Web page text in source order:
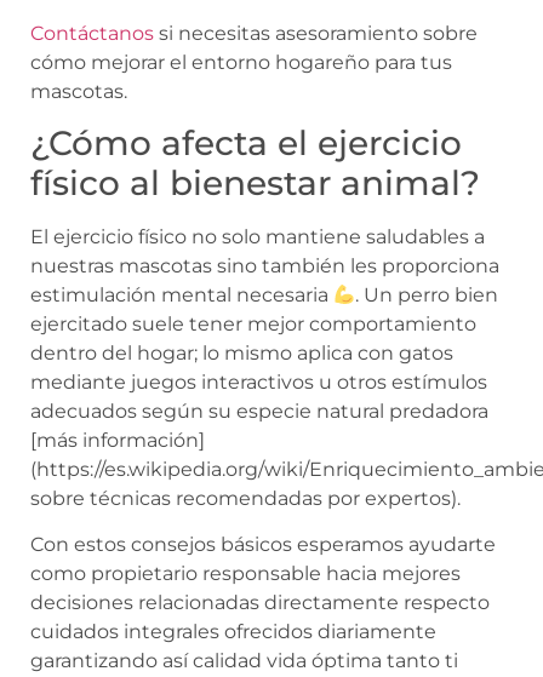
Contáctanos si necesitas asesoramiento sobre
cómo mejorar el entorno hogareño para tus
mascotas.
¿Cómo afecta el ejercicio
físico al bienestar animal?
El ejercicio físico no solo mantiene saludables a
nuestras mascotas sino también les proporciona
estimulación mental necesaria
. Un perro bien
ejercitado suele tener mejor comportamiento
dentro del hogar; lo mismo aplica con gatos
mediante juegos interactivos u otros estímulos
adecuados según su especie natural predadora
[más información]
(https://es.wikipedia.org/wiki/
sobre técnicas recomendadas por expertos).
Con estos consejos básicos esperamos ayudarte
como propietario responsable hacia mejores
decisiones relacionadas directamente respecto
cuidados integrales ofrecidos diariamente
garantizando así calidad vida óptima tanto ti